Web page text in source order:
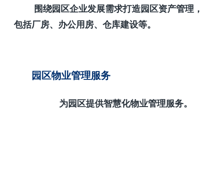
围绕园区企业发展需求打造园区资产管理，
包括厂房、办公用房、仓库建设等。
园区物业管理服务
为园区提供智慧化物业管理服务。